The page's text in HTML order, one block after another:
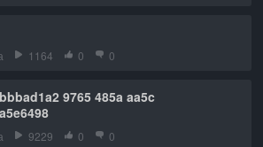
1164 0 0
9765 485a aa5c
9229 0 0